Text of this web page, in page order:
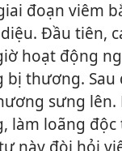
đoạn viêm
Đầu tiên,
hoạt động
thương. Sau
sưng lên.
loãng độc